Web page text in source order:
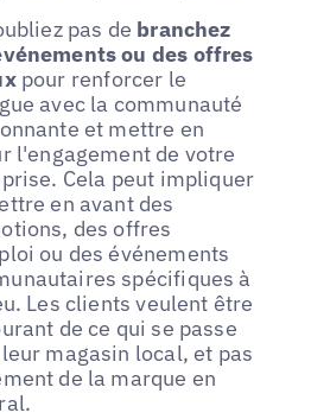
pas de branchez
ou des offres
pour renforcer le
avec la communauté
et mettre en
l'engagement de votre
Cela peut impliquer
en avant des
des offres
ou des événements
spécifiques à
Les clients veulent être
de ce qui se passe
magasin local, et pas
de la marque en